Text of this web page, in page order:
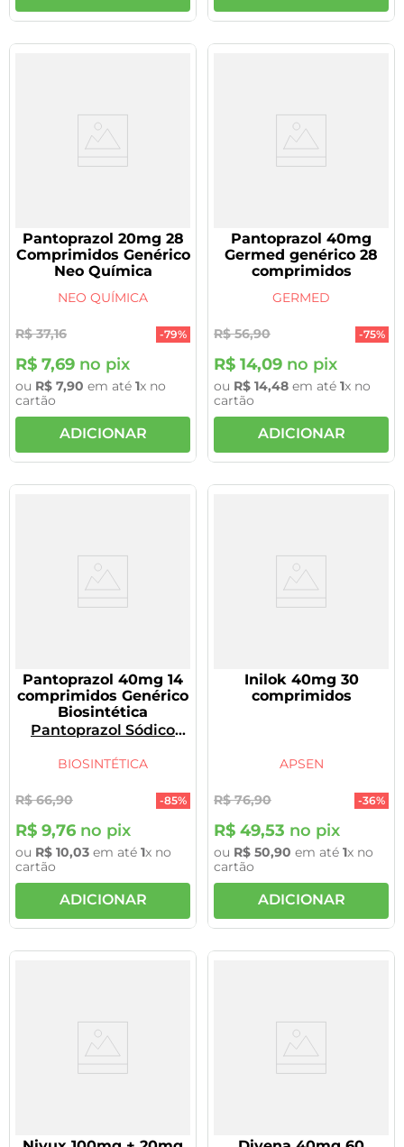
Pantoprazol 20mg 28
Comprimidos Genérico
Neo Química
NEO QUÍMICA
R$ 37,16 -79%
R$ 7,69 no pix
ou R$ 7,90 em até 1x no
cartão
ADICIONAR
Pantoprazol 40mg
Germed genérico 28
comprimidos
GERMED
R$ 56,90 -75%
R$ 14,09 no pix
ou R$ 14,48 em até 1x no
cartão
ADICIONAR
Pantoprazol 40mg 14
comprimidos Genérico
Biosintética
Pantoprazol Sódico
BIOSINTÉTICA
R$ 66,90 -85%
R$ 9,76 no pix
ou R$ 10,03 em até 1x no
cartão
ADICIONAR
Inilok 40mg 30
comprimidos
APSEN
R$ 76,90 -36%
R$ 49,53 no pix
ou R$ 50,90 em até 1x no
cartão
ADICIONAR